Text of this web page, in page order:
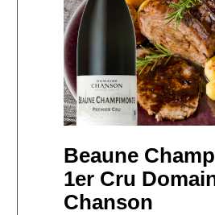
Beaune
1er Cru
Chanson